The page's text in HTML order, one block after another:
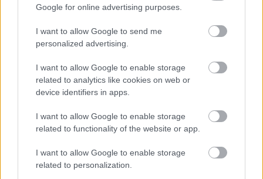
Google for online advertising purposes.
I want to allow Google to send me
personalized advertising.
I want to allow Google to enable storage
related to analytics like cookies on web or
device identifiers in apps.
I want to allow Google to enable storage
related to functionality of the website or app.
I want to allow Google to enable storage
related to personalization.
Látványos építési szakasz indult be a Flórián téri
A tartós nyári hőség jelentős kihívás elé állítja a KM Építőt,
Paks II.: Mit jelent az 5. blokk új
mérföldköve a felülvizsgálat
Elkészült a Liszt Ferenc repülőtér
közelében lévő logisztikai bázis út- és
közműhálózatának fejlesztése